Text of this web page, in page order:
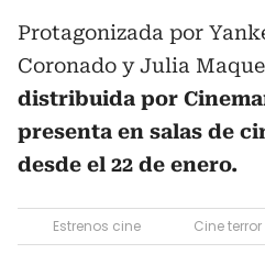
Protagonizada por
Coronado y Julia
distribuida por
presenta en salas de
desde el 22 de enero.
Estrenos cine Cine terror